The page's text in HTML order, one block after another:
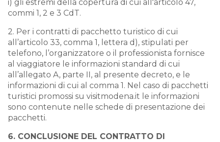
i) gli estremi della copertura di cui all'articolo 47,
commi 1, 2 e 3 CdT.
2. Per i contratti di pacchetto turistico di cui
all’articolo 33, comma 1, lettera d), stipulati per
telefono, l’organizzatore o il professionista fornisce
al viaggiatore le informazioni standard di cui
all’allegato A, parte II, al presente decreto, e le
informazioni di cui al comma 1. Nel caso di pacchetti
turistici promossi su visitmodena.it le informazioni
sono contenute nelle schede di presentazione dei
pacchetti.
6. CONCLUSIONE DEL CONTRATTO DI